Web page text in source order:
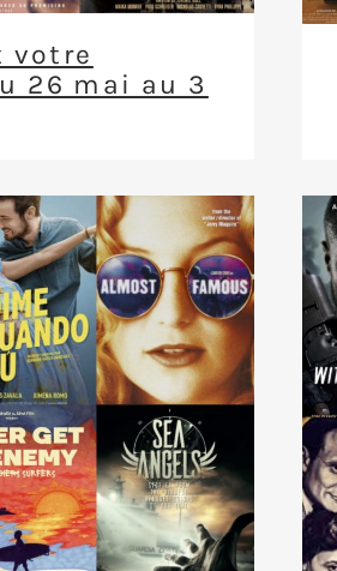
votre
26 mai au 3